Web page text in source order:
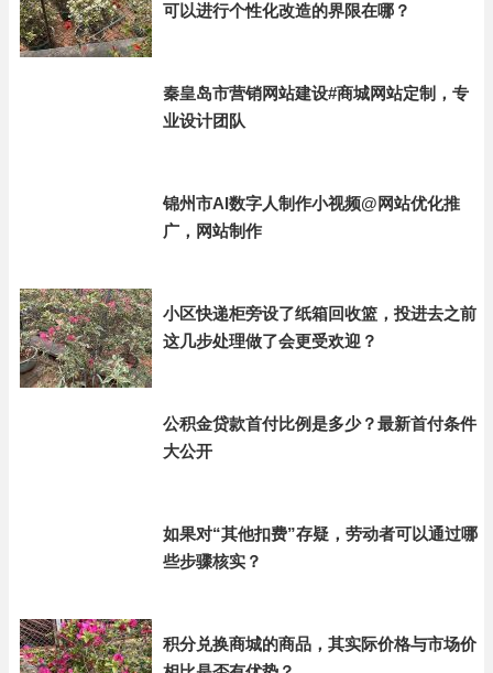
可以进行个性化改造的界限在哪？
秦皇岛市营销网站建设#商城网站定制，专
业设计团队
锦州市AI数字人制作小视频@网站优化推
广，网站制作
小区快递柜旁设了纸箱回收篮，投进去之前
这几步处理做了会更受欢迎？
公积金贷款首付比例是多少？最新首付条件
大公开
如果对“其他扣费”存疑，劳动者可以通过哪
些步骤核实？
积分兑换商城的商品，其实际价格与市场价